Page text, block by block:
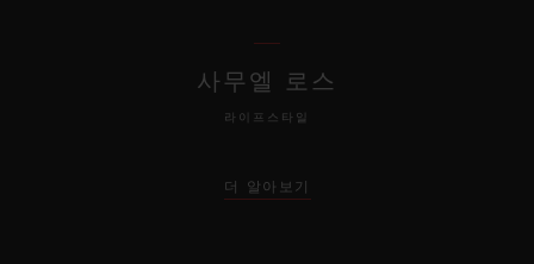
사무엘 로스
라이프스타일
더 알아보기